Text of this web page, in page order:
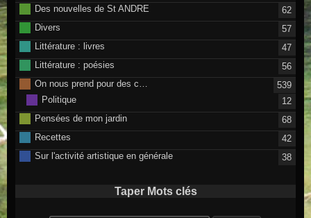
Des nouvelles de St ANDRE
62
Divers
57
Littérature : livres
47
Littérature : poésies
56
On nous prend pour des c…
539
Politique
12
Pensées de mon jardin
68
Recettes
42
Sur l'activité artistique en générale
38
Taper Mots clés